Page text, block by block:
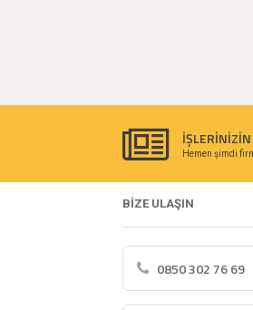
Hemen şimdi
BİZE ULAŞIN
0850 302 76 69